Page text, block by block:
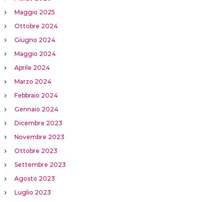
Maggio 2025
Ottobre 2024
Giugno 2024
Maggio 2024
Aprile 2024
Marzo 2024
Febbraio 2024
Gennaio 2024
Dicembre 2023
Novembre 2023
Ottobre 2023
Settembre 2023
Agosto 2023
Luglio 2023